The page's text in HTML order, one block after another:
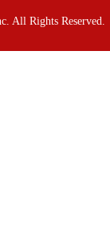
All Rights